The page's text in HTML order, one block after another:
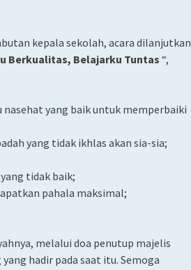
kepala sekolah, acara dilanjutkan
Berkualitas, Belajarku Tuntas “,
nasehat yang baik untuk memperbaiki
yang tidak ikhlas akan sia-sia;
tidak baik;
pahala maksimal;
melalui doa penutup majelis
hadir pada saat itu. Semoga